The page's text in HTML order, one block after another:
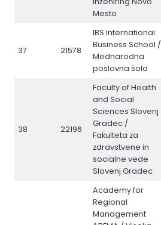
Mesto
37 21578
IBS International
Business School /
Mednarodna
poslovna šola
38 22196
Faculty of Health
and Social
Sciences Slovenj
Gradec /
Fakulteta za
zdravstvene in
socialne vede
Slovenj Gradec
Academy for
Regional
Management